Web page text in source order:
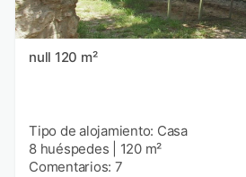
null 120 m²
Tipo de alojamiento: Casa
8 huéspedes
120 m²
Comentarios: 7